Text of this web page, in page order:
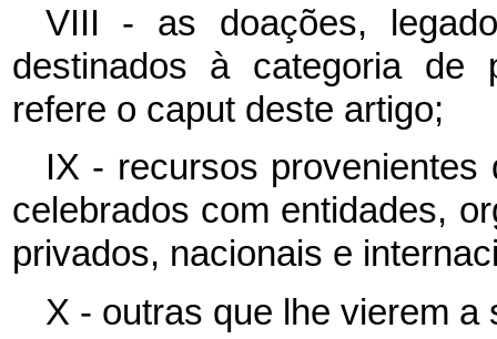
VIII - as doações,
destinados à categoria de
refere o caput deste artigo;
IX - recursos
celebrados com entidades,
privados, nacionais e
X - outras que lhe vierem a